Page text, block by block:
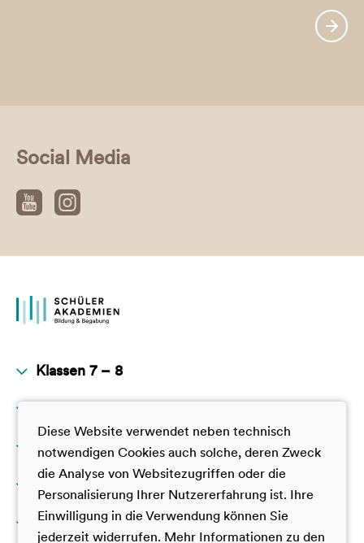
Social Media
Klassen 7 – 8
GamesTalente
TalentAkademie
JuniorAkademie
GamesTalente
TalentAkademie
VorbilderAkademie
Klassen 11 – 12
GamesTalente
Deutsche SchülerAkademie
Darüber hinaus
SUPER YOU
Über uns
Diese Website verwendet neben technisch
notwendigen Cookies auch solche, deren Zweck
die Analyse von Websitezugriffen oder die
Personalisierung Ihrer Nutzererfahrung ist. Ihre
Einwilligung in die Verwendung können Sie
jederzeit widerrufen. Mehr Informationen zu den